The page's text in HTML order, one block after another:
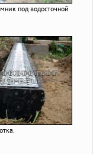
под водосточной